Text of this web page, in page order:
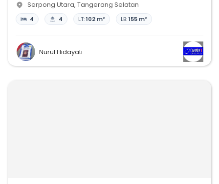
Serpong Utara, Tangerang Selatan
4 4 LT:102 m² LB:155 m²
Nurul Hidayati